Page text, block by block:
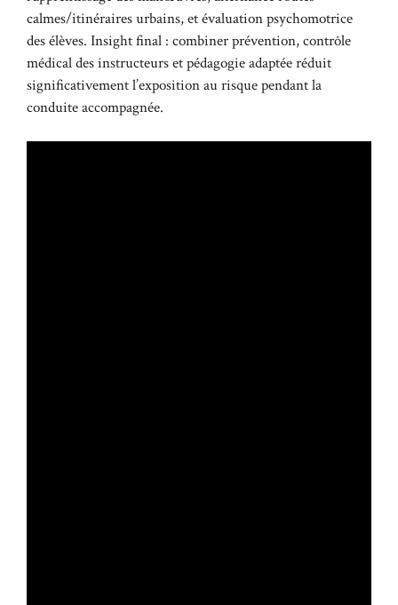
calmes/itinéraires urbains, et évaluation psychomotrice
des élèves. Insight final : combiner prévention, contrôle
médical des instructeurs et pédagogie adaptée réduit
significativement l’exposition au risque pendant la
conduite accompagnée.